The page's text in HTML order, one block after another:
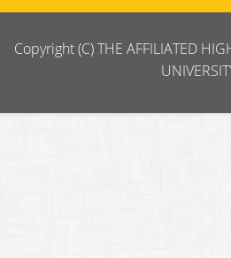
Copyright (C) THE AFFILIATED